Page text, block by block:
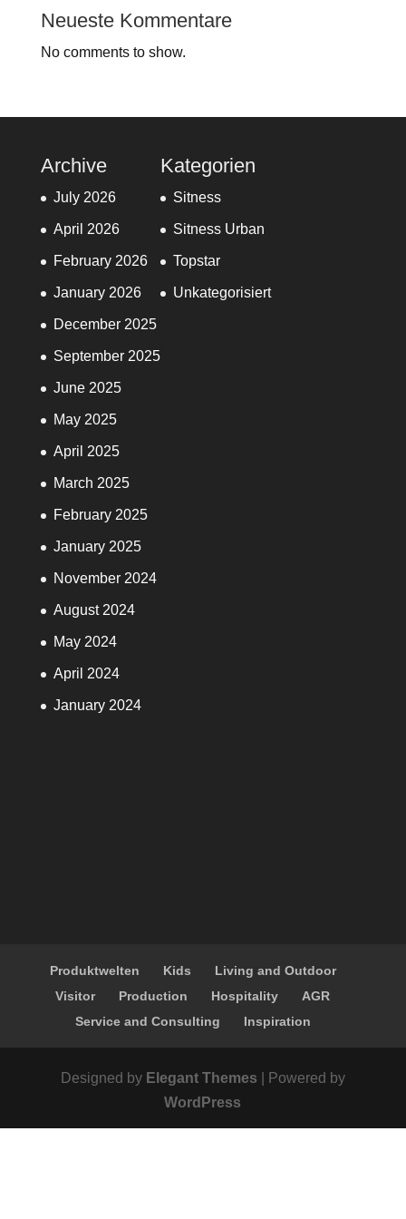
Neueste Kommentare
No comments to show.
Archive
July 2026
April 2026
February 2026
January 2026
December 2025
September 2025
June 2025
May 2025
April 2025
March 2025
February 2025
January 2025
November 2024
August 2024
May 2024
April 2024
January 2024
Kategorien
Sitness
Sitness Urban
Topstar
Unkategorisiert
Produktwelten Kids
Living and Outdoor
Visitor
Production Hospitality
AGR
Service and Consulting
Inspiration
Designed by Elegant Themes | Powered by
WordPress